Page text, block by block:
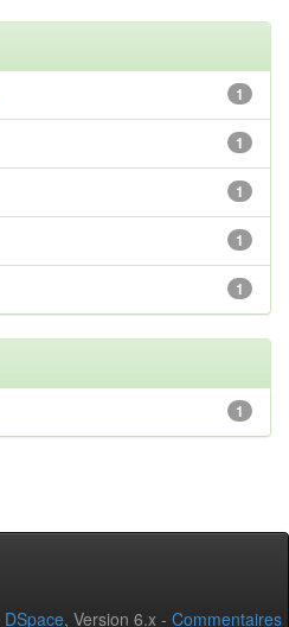
1
1
1
1
1
1
DSpace, Version 6.x - Commentaires